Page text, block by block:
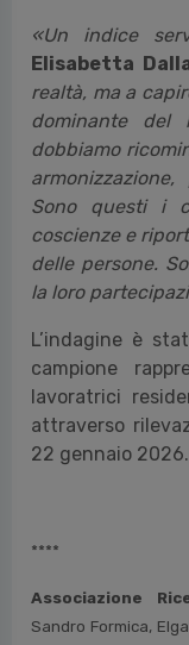
«Un indice
Elisabetta
realtà, ma a
dominante
dobbiamo
Sono questi i
coscienze e
delle persone.
la loro
L’indagine è
campione
lavoratrici
attraverso
22 gennaio 2026.
****
Associazione
Sandro Formica,